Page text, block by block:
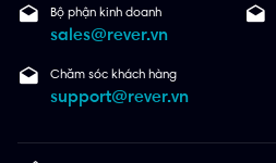
Bộ phận kinh doanh
sales@rever.vn
Chăm sóc khách hàng
support@rever.vn